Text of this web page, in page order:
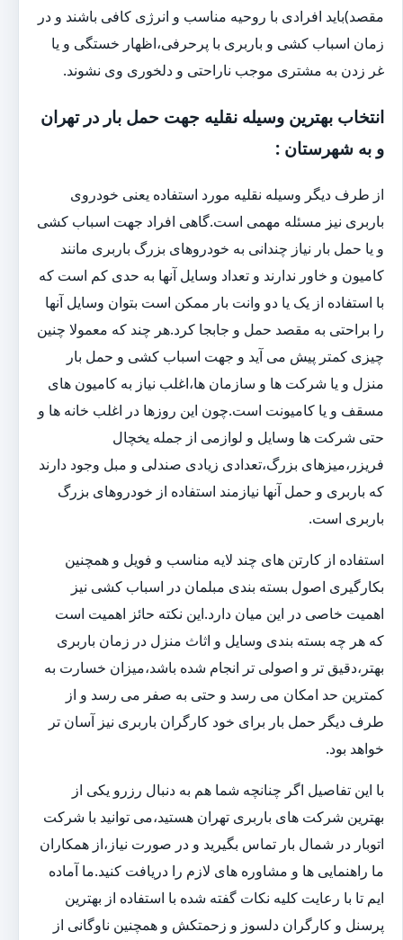
مقصد)باید افرادی با روحیه مناسب و انرژی کافی باشند و در
زمان اسباب کشی و باربری با پرحرفی،اظهار خستگی و یا
غر زدن به مشتری موجب ناراحتی و دلخوری وی نشوند.
انتخاب بهترین وسیله نقلیه جهت حمل بار در تهران
و به شهرستان :
از طرف دیگر وسیله نقلیه مورد استفاده یعنی خودروی
باربری نیز مسئله مهمی است.گاهی افراد جهت اسباب کشی
و یا حمل بار نیاز چندانی به خودروهای بزرگ باربری مانند
کامیون و خاور ندارند و تعداد وسایل آنها به حدی کم است که
با استفاده از یک یا دو وانت بار ممکن است بتوان وسایل آنها
را براحتی به مقصد حمل و جابجا کرد.هر چند که معمولا چنین
چیزی کمتر پیش می آید و جهت اسباب کشی و حمل بار
منزل و یا شرکت ها و سازمان ها،اغلب نیاز به کامیون های
مسقف و یا کامیونت است.چون این روزها در اغلب خانه ها و
حتی شرکت ها وسایل و لوازمی از جمله یخچال
فریزر،میزهای بزرگ،تعدادی زیادی صندلی و مبل وجود دارند
که باربری و حمل آنها نیازمند استفاده از خودروهای بزرگ
باربری است.
استفاده از کارتن های چند لایه مناسب و فویل و همچنین
بکارگیری اصول بسته بندی مبلمان در اسباب کشی نیز
اهمیت خاصی در این میان دارد.این نکته حائز اهمیت است
که هر چه بسته بندی وسایل و اثاث منزل در زمان باربری
بهتر،دقیق تر و اصولی تر انجام شده باشد،میزان خسارت به
کمترین حد امکان می رسد و حتی به صفر می رسد و از
طرف دیگر حمل بار برای خود کارگران باربری نیز آسان تر
خواهد بود.
با این تفاصیل اگر چنانچه شما هم به دنبال رزرو یکی از
بهترین شرکت های باربری تهران هستید،می توانید با شرکت
اتوبار در شمال بار تماس بگیرید و در صورت نیاز،از همکاران
ما راهنمایی ها و مشاوره های لازم را دریافت کنید.ما آماده
ایم تا با رعایت کلیه نکات گفته شده با استفاده از بهترین
پرسنل و کارگران دلسوز و زحمتکش و همچنین ناوگانی از